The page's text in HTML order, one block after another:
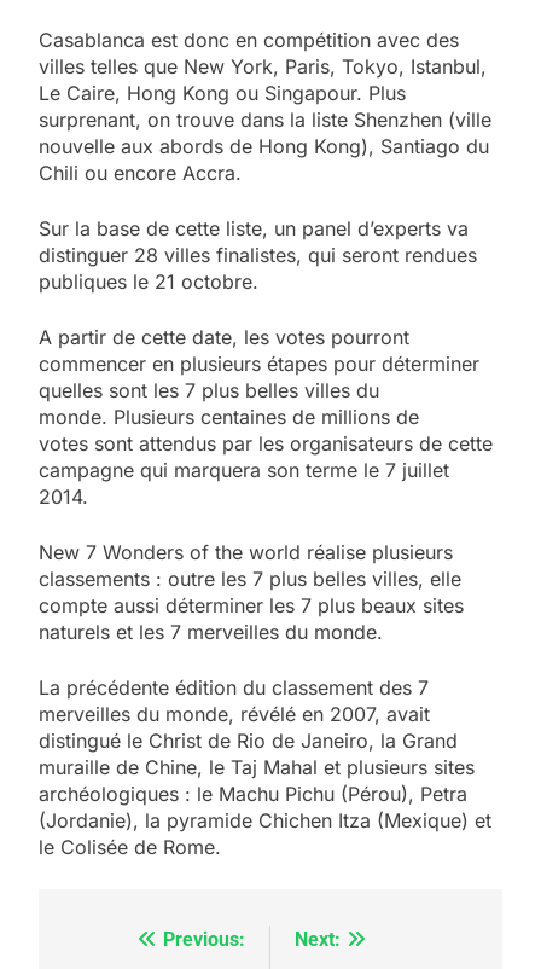
Casablanca est donc en compétition avec des
villes telles que New York, Paris, Tokyo, Istanbul,
Le Caire, Hong Kong ou Singapour. Plus
surprenant, on trouve dans la liste Shenzhen (ville
nouvelle aux abords de Hong Kong), Santiago du
Chili ou encore Accra.
Sur la base de cette liste, un panel d’experts va
distinguer 28 villes finalistes, qui seront rendues
publiques le 21 octobre.
A partir de cette date, les votes pourront
commencer en plusieurs étapes pour déterminer
quelles sont les 7 plus belles villes du
monde. Plusieurs centaines de millions de
votes sont attendus par les organisateurs de cette
campagne qui marquera son terme le 7 juillet
2014.
New 7 Wonders of the world réalise plusieurs
classements : outre les 7 plus belles villes, elle
compte aussi déterminer les 7 plus beaux sites
naturels et les 7 merveilles du monde.
La précédente édition du classement des 7
merveilles du monde, révélé en 2007, avait
distingué le Christ de Rio de Janeiro, la Grand
muraille de Chine, le Taj Mahal et plusieurs sites
archéologiques : le Machu Pichu (Pérou), Petra
(Jordanie), la pyramide Chichen Itza (Mexique) et
le Colisée de Rome.
NavigationPrevious: Next:
5
2025, l’année la plus
meurtrière selon le
rapport d’ADL contre
l’antisémitisme
FRANCE ISRAÉL
6
POURQUOI JE REVENDIQUE
MA JUDAÏTE par Thérèse